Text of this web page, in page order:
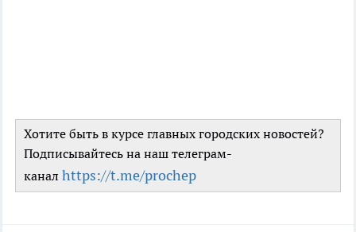
Хотите быть в курсе главных городских новостей?
Подписывайтесь на наш телеграм-
канал https://t.me/prochep